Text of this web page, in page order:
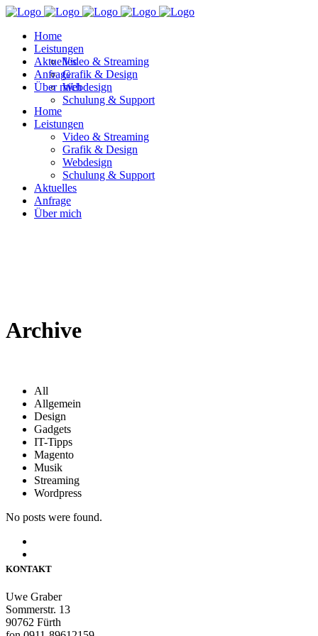
Home
Leistungen
Video & Streaming
Grafik & Design
Webdesign
Schulung & Support
Aktuelles
Anfrage
Über mich
Home
Leistungen
Video & Streaming
Grafik & Design
Webdesign
Schulung & Support
Aktuelles
Anfrage
Über mich
Archive
All
Allgemein
Design
Gadgets
IT-Tipps
Magento
Musik
Streaming
Wordpress
No posts were found.
KONTAKT
Uwe Graber
Sommerstr. 13
90762 Fürth